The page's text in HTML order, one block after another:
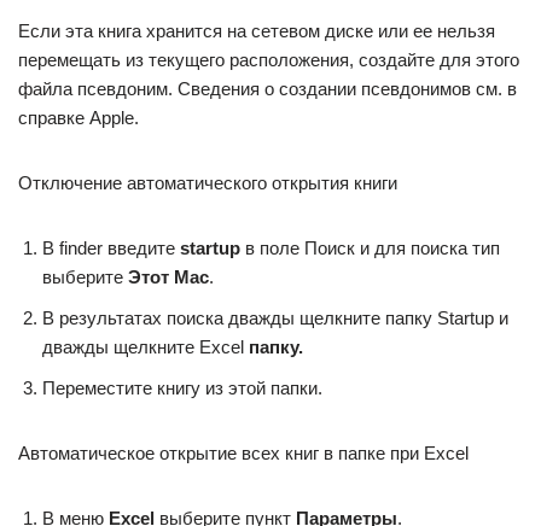
Если эта книга хранится на сетевом диске или ее нельзя
перемещать из текущего расположения, создайте для этого
файла псевдоним. Сведения о создании псевдонимов см. в
справке Apple.
Отключение автоматического открытия книги
В finder введите startup в поле Поиск и для поиска тип
выберите Этот Mac.
В результатах поиска дважды щелкните папку Startup и
дважды щелкните Excel папку.
Переместите книгу из этой папки.
Автоматическое открытие всех книг в папке при Excel
В меню Excel выберите пункт Параметры.